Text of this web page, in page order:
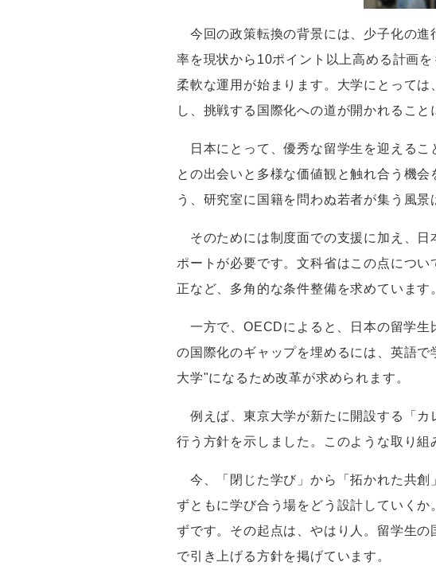
今回の政策転換の背景には、少子化の
率を現状から 10ポイント以上高める計画
柔軟な運用が始まります。大学にとって
し、挑戦する国際化への道が開かれること
日本にとって、優秀な留学生を迎えるこ
との出会いと多様な価値観と触れ合う機
う、研究室に国籍を問わぬ若者が集う風
そのためには制度面での支援に加え、日
ポートが必要です。文科省はこの点につ
正など、多角的な条件整備を求めています
一方で、 OECDによると、日本の留学生
の国際化のギャップを埋めるには、英語
大学"になるため改革が求められます。
例えば、東京大学が新たに開設する「カ
行う方針を示しました。このような取り
今、「閉じた学び」から「拓かれた共創
ずともに学び合う場をどう設計していく
ずです。その起点は、やはり人。留学生の
で引き上げる方針を掲げています。